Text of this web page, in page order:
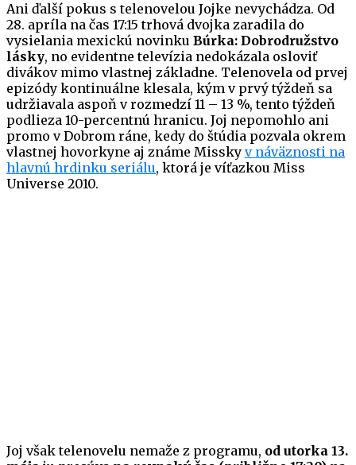
Ani ďalší pokus s telenovelou Jojke nevychádza. Od
28. apríla na čas 17:15 trhová dvojka zaradila do
vysielania mexickú novinku Búrka: Dobrodružstvo
lásky, no evidentne televízia nedokázala osloviť
divákov mimo vlastnej základne. Telenovela od prvej
epizódy kontinuálne klesala, kým v prvý týždeň sa
udržiavala aspoň v rozmedzí 11 – 13 %, tento týždeň
podlieza 10-percentnú hranicu. Joj nepomohlo ani
promo v Dobrom ráne, kedy do štúdia pozvala okrem
vlastnej hovorkyne aj známe Missky v náväznosti na
hlavnú hrdinku seriálu, ktorá je víťazkou Miss
Universe 2010.
Joj však telenovelu nemaže z programu, od utorka 13.